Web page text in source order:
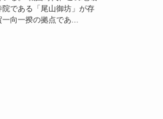
院である「尾山御坊」が存
向一揆の拠点であ...